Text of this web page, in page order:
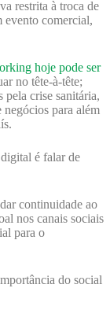
restrita à troca de
evento comercial,
hoje pode ser
no tête-à-tête;
pela crise sanitária,
negócios para além
é falar de
continuidade ao
nos canais sociais
para o
do social